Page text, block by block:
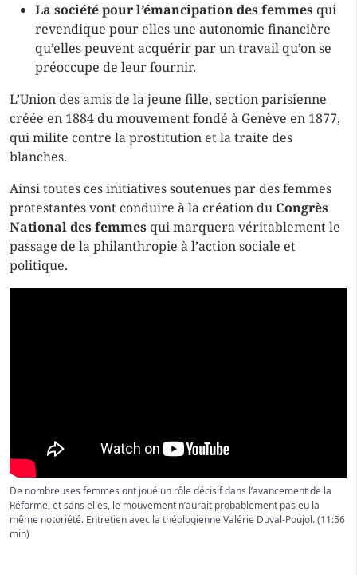
La société pour l’émancipation des femmes qui
revendique pour elles une autonomie financière
qu’elles peuvent acquérir par un travail qu’on se
préoccupe de leur fournir.
L’Union des amis de la jeune fille, section parisienne
créée en 1884 du mouvement fondé à Genève en 1877,
qui milite contre la prostitution et la traite des
blanches.
Ainsi toutes ces initiatives soutenues par des femmes
protestantes vont conduire à la création du Congrès
National des femmes qui marquera véritablement le
passage de la philanthropie à l’action sociale et
politique.
De nombreuses femmes ont joué un rôle décisif dans l’avancement de la
Réforme, et sans elles, le mouvement n’aurait probablement pas eu la
même notoriété. Entretien avec la théologienne Valérie Duval-Poujol. (11:56
min)